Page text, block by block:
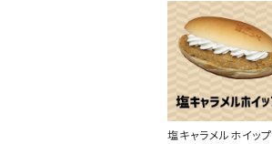
塩キャラメルホイップ